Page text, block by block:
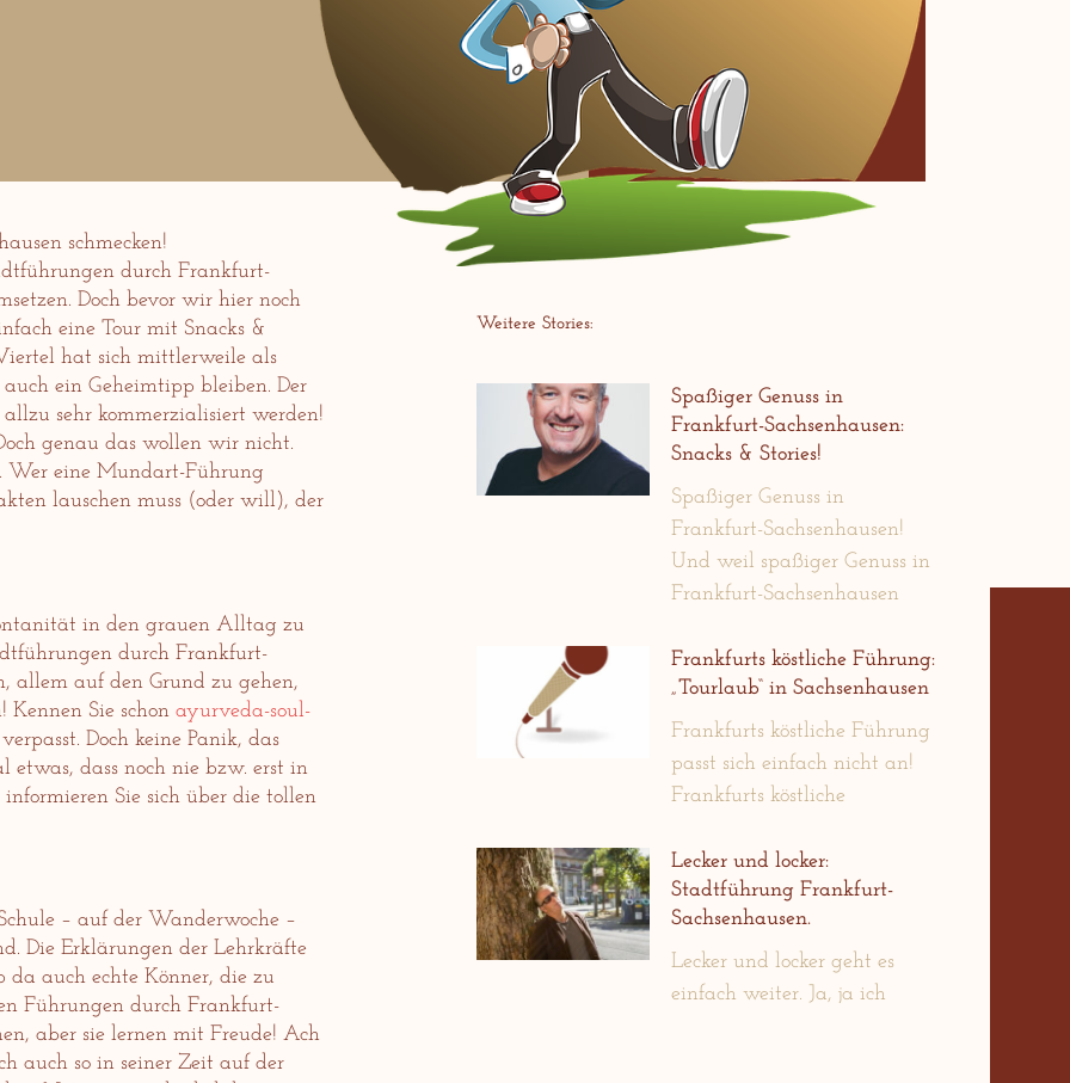
schmecken!
durch Frankfurt-
Doch bevor wir hier noch
eine Tour mit Snacks &
hat sich mittlerweile als
ein Geheimtipp bleiben. Der
sehr kommerzialisiert werden!
genau das wollen wir nicht.
Wer eine Mundart-Führung
lauschen muss (oder will), der
in den grauen Alltag zu
durch Frankfurt-
allem auf den Grund zu gehen,
Kennen Sie schon ayurveda-soul-
Doch keine Panik, das
etwas, dass noch nie bzw. erst in
Sie sich über die tollen
– auf der Wanderwoche –
Die Erklärungen der Lehrkräfte
auch echte Könner, die zu
Führungen durch Frankfurt-
aber sie lernen mit Freude! Ach
auch so in seiner Zeit auf der
Weitere Stories:
Spaßiger Genuss in
Frankfurt-Sachsenhausen:
Snacks & Stories!
Spaßiger Genuss in
Frankfurt-Sachsenhausen!
Und weil spaßiger Genuss in
Frankfurt-Sachsenhausen
Frankfurts köstliche Führung:
„Tourlaub“ in Sachsenhausen
Frankfurts köstliche Führung
passt sich einfach nicht an!
Frankfurts köstliche
Lecker und locker:
Stadtführung Frankfurt-
Sachsenhausen.
Lecker und locker geht es
einfach weiter. Ja, ja ich